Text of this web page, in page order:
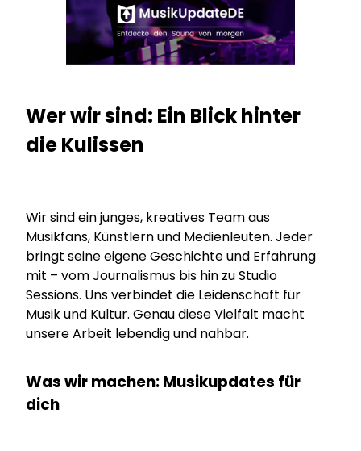
Wer wir sind: Ein Blick hinter
die Kulissen
Wir sind ein junges, kreatives Team aus
Musikfans, Künstlern und Medienleuten. Jeder
bringt seine eigene Geschichte und Erfahrung
mit – vom Journalismus bis hin zu Studio
Sessions. Uns verbindet die Leidenschaft für
Musik und Kultur. Genau diese Vielfalt macht
unsere Arbeit lebendig und nahbar.
Was wir machen: Musikupdates für
dich